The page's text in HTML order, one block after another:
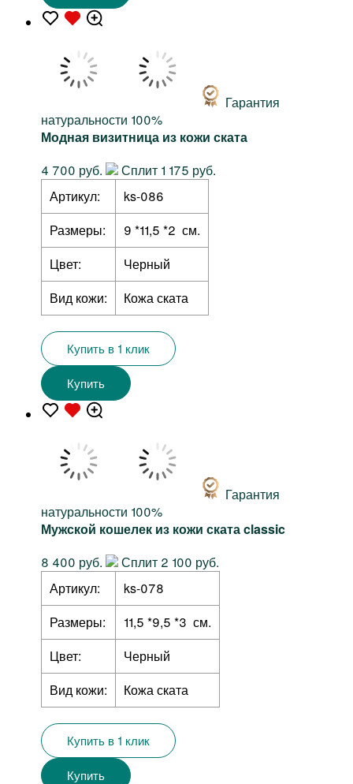
Гарантия
натуральности 100%
Модная визитница из кожи ската
4 700 руб.
Сплит 1 175 руб.
Артикул:
ks-086
Размеры:
9 *11,5 *2 см.
Цвет:
Черный
Вид кожи:
Кожа ската
Купить в 1 клик
Купить
Гарантия
натуральности 100%
Мужской кошелек из кожи ската classic
8 400 руб.
Сплит 2 100 руб.
Артикул:
ks-078
Размеры:
11,5 *9,5 *3 см.
Цвет:
Черный
Вид кожи:
Кожа ската
Купить в 1 клик
Купить